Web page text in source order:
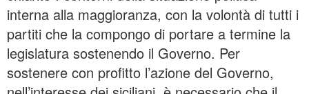
interna alla maggioranza, con la volontà di tutti i
partiti che la compongo di portare a termine la
legislatura sostenendo il Governo. Per
sostenere con profitto l’azione del Governo,